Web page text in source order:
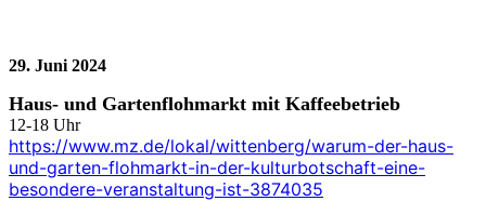
29. Juni 2024
Haus- und Gartenflohmarkt mit Kaffeebetrieb
12-18 Uhr
https://www.mz.de/lokal/wittenberg/warum-der-haus-
und-garten-flohmarkt-in-der-kulturbotschaft-eine-
besondere-veranstaltung-ist-3874035